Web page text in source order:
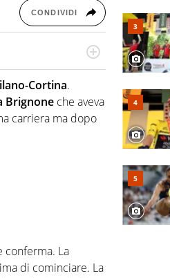
CONDIVIDI
e la capacità
Cortina.
Brignone che aveva
carriera ma dopo
conferma. La
di cominciare. La